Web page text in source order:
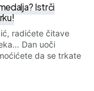
Istrči
radićete čitave
Dan uoči
da se trkate